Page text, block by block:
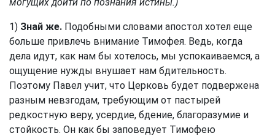
1) Знай же. Подобными словами апостол хотел еще
больше привлечь внимание Тимофея. Ведь, когда
дела идут, как нам бы хотелось, мы успокаиваемся, а
ощущение нужды внушает нам бдительность.
Поэтому Павел учит, что Церковь будет подвержена
разным невзгодам, требующим от пастырей
редкостную веру, усердие, бдение, благоразумие и
стойкость. Он как бы заповедует Тимофею